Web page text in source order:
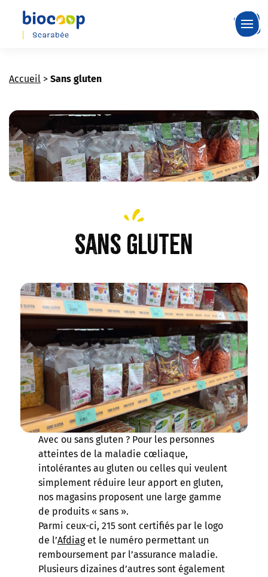
Skip
content
Accueil > Sans gluten
Sans gluten
Avec ou sans gluten ? Pour les personnes
atteintes de la maladie cœliaque,
intolérantes au gluten ou celles qui veulent
simplement réduire leur apport en gluten,
nos magasins proposent une large gamme
de produits « sans ».
Parmi ceux-ci, 215 sont certifiés par le logo
de l’Afdiaget le numéro permettant un
remboursement par l’assurance maladie.
Plusieurs dizaines d’autres sont également